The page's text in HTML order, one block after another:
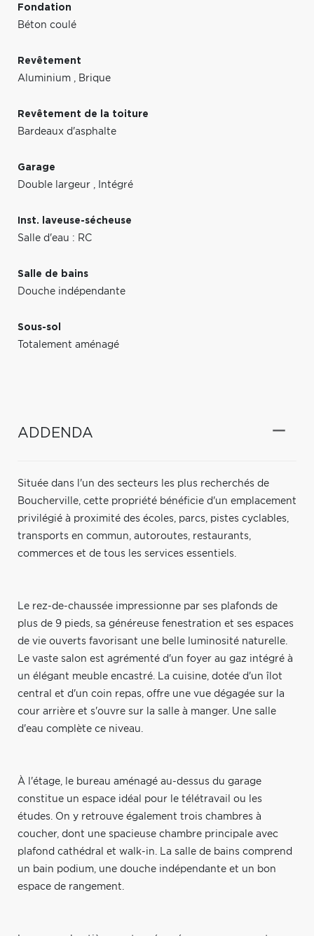
Fondation
Béton coulé
Revêtement
Aluminium , Brique
Revêtement de la toiture
Bardeaux d'asphalte
Garage
Double largeur , Intégré
Inst. laveuse-sécheuse
Salle d'eau : RC
Salle de bains
Douche indépendante
Sous-sol
Totalement aménagé
ADDENDA
Située dans l'un des secteurs les plus recherchés de
Boucherville, cette propriété bénéficie d'un emplacement
privilégié à proximité des écoles, parcs, pistes cyclables,
transports en commun, autoroutes, restaurants,
commerces et de tous les services essentiels.
Le rez-de-chaussée impressionne par ses plafonds de
plus de 9 pieds, sa généreuse fenestration et ses espaces
de vie ouverts favorisant une belle luminosité naturelle.
Le vaste salon est agrémenté d'un foyer au gaz intégré à
un élégant meuble encastré. La cuisine, dotée d'un îlot
central et d'un coin repas, offre une vue dégagée sur la
cour arrière et s'ouvre sur la salle à manger. Une salle
d'eau complète ce niveau.
À l'étage, le bureau aménagé au-dessus du garage
constitue un espace idéal pour le télétravail ou les
études. On y retrouve également trois chambres à
coucher, dont une spacieuse chambre principale avec
plafond cathédral et walk-in. La salle de bains comprend
un bain podium, une douche indépendante et un bon
espace de rangement.